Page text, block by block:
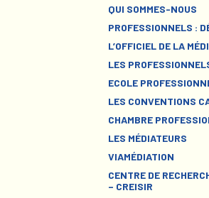
QUI SOMMES-NOUS
PROFESSIONNELS :
L’OFFICIEL DE LA
LES
ECOLE
LES CONVENTIONS
CHAMBRE
LES MÉDIATEURS
VIAMÉDIATION
CENTRE DE
– CREISIR